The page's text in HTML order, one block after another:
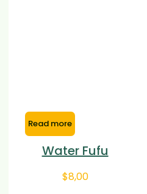
Read more
Water Fufu
$8,00